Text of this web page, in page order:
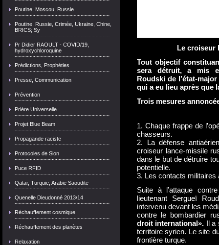
Poutine, Moscou, Russie
Poutine, Russie, Crimée, Ukraine, Chine,
BRICS; Sy
Pr Didier RAOULT - COVID/19,
hydroxychloroquine
Prédictions, Prophéties
Presse, Communication
Prévention
Prière Universelle
Projet Blue Beam
Propagande raciste
Protocoles de Sion
Puce RFID
Qatar, Turquie, Arabie Saoudite
Quenelle Dieudonné 2013/14
Réchauffement cosmique
Réchauffement des planètes
Relaxation
Le croiseur
Tout objectif
sera détruit, a mis
Roudski de l’état-
qui a eu lieu après que
Trois mesures
1. Chaque frappe de
chasseurs.
2. La défense
croiseur lance-missile
dans le but de détruire
potentielle.
3. Les contacts militaires
Suite à l’attaque
lieutenant Sergueï
intervenu devant les
contre le bombardier
droit international». Il a
territoire syrien. Le site
frontière turque.